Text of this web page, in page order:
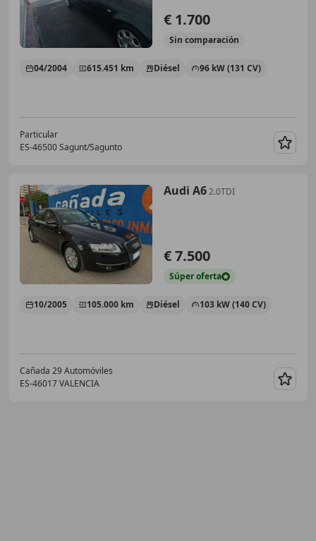
€ 1.700
Sin comparación
04/2004 615.451 km Diésel 96 kW (131 CV)
Particular
ES-46500 Sagunt/Sagunto
Audi A62.0TDI
€ 7.500
Súperoferta
10/2005 105.000 km Diésel 103 kW (140 CV)
Cañada 29 Automóviles
ES-46017 VALENCIA